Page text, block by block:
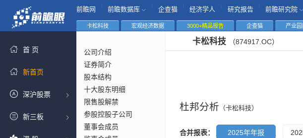
前瞻网 前瞻数据库 企查猫 经济学人 研究报告 前瞻研究院
首 页
新首页
深沪股票
新三板
卡松科技 宏观经济数据 3000+精品报告 企查猫 产业
公司介绍
证券简介
股本结构
十大股东明细
限售股解禁
参股控股子公司
董事会成员
卡松科技 （874917.OC）
杜邦分析 （卡松科技）
合并报表： 2025年年报